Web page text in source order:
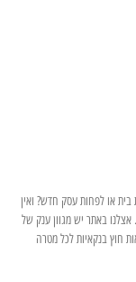
בית או לפחות עסק חדש? ואין
אצלנו באתר יש מגוון ענק של
חוץ בנקאיות לכל מטרה